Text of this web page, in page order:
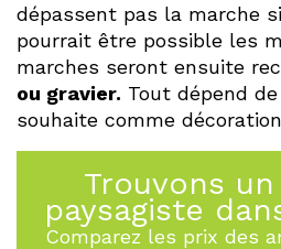
dépassent pas la marche
pourrait être possible les
marches seront ensuite
ou gravier. Tout dépend de
souhaite comme
Trouvons
paysagiste
Comparez les prix des